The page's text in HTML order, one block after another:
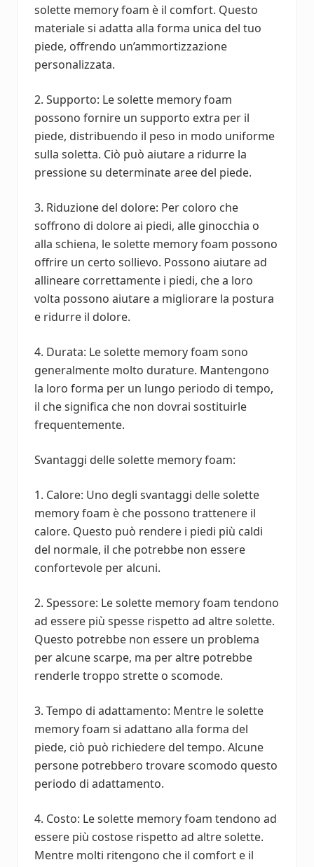
solette memory foam è il comfort. Questo
materiale si adatta alla forma unica del tuo
piede, offrendo un’ammortizzazione
personalizzata.
2. Supporto: Le solette memory foam
possono fornire un supporto extra per il
piede, distribuendo il peso in modo uniforme
sulla soletta. Ciò può aiutare a ridurre la
pressione su determinate aree del piede.
3. Riduzione del dolore: Per coloro che
soffrono di dolore ai piedi, alle ginocchia o
alla schiena, le solette memory foam possono
offrire un certo sollievo. Possono aiutare ad
allineare correttamente i piedi, che a loro
volta possono aiutare a migliorare la postura
e ridurre il dolore.
4. Durata: Le solette memory foam sono
generalmente molto durature. Mantengono
la loro forma per un lungo periodo di tempo,
il che significa che non dovrai sostituirle
frequentemente.
Svantaggi delle solette memory foam:
1. Calore: Uno degli svantaggi delle solette
memory foam è che possono trattenere il
calore. Questo può rendere i piedi più caldi
del normale, il che potrebbe non essere
confortevole per alcuni.
2. Spessore: Le solette memory foam tendono
ad essere più spesse rispetto ad altre solette.
Questo potrebbe non essere un problema
per alcune scarpe, ma per altre potrebbe
renderle troppo strette o scomode.
3. Tempo di adattamento: Mentre le solette
memory foam si adattano alla forma del
piede, ciò può richiedere del tempo. Alcune
persone potrebbero trovare scomodo questo
periodo di adattamento.
4. Costo: Le solette memory foam tendono ad
essere più costose rispetto ad altre solette.
Mentre molti ritengono che il comfort e il